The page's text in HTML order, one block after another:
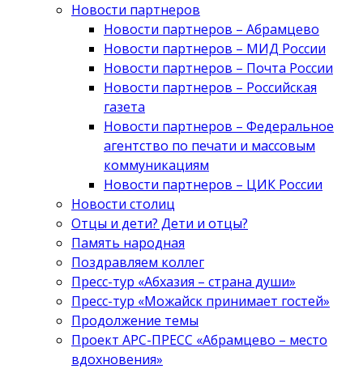
Новости партнеров
Новости партнеров – Абрамцево
Новости партнеров – МИД России
Новости партнеров – Почта России
Новости партнеров – Российская
газета
Новости партнеров – Федеральное
агентство по печати и массовым
коммуникациям
Новости партнеров – ЦИК России
Новости столиц
Отцы и дети? Дети и отцы?
Память народная
Поздравляем коллег
Пресс-тур «Абхазия – страна души»
Пресс-тур «Можайск принимает гостей»
Продолжение темы
Проект АРС-ПРЕСС «Абрамцево – место
вдохновения»